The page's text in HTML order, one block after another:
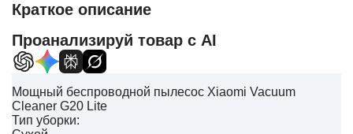
Краткое описание
Проанализируй товар с AI
Мощный беспроводной пылесос Xiaomi Vacuum
Cleaner G20 Lite
Тип уборки: